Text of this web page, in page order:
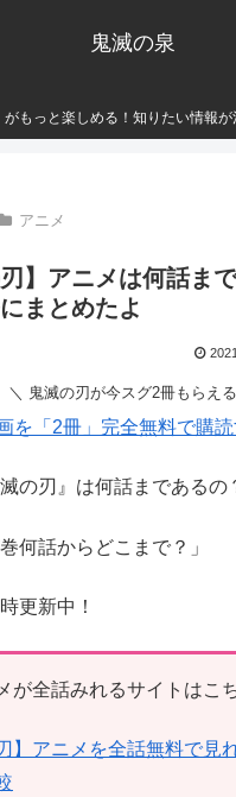
鬼滅の泉
がもっと楽しめる！知りたい情報
アニメ
刃】アニメは何話ま
まとめたよ
＼ 鬼滅の刃が今スグ2冊もらえ
を「2冊」完全無料で購読
の刃』は何話まであるの
何話からどこまで？」
更新中！
が全話みれるサイトはこ
】アニメを全話無料で見